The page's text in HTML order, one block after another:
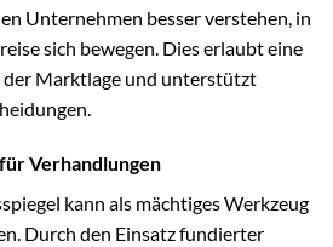
Unternehmen besser verstehen, in
sich bewegen. Dies erlaubt eine
der Marktlage und unterstützt
Verhandlungen
kann als mächtiges Werkzeug
Durch den Einsatz fundierter